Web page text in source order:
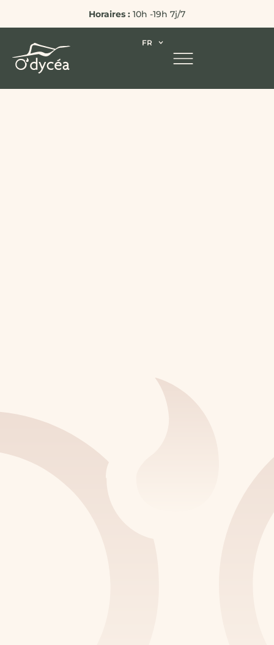
Horaires : 10h -19h 7j/7
FR